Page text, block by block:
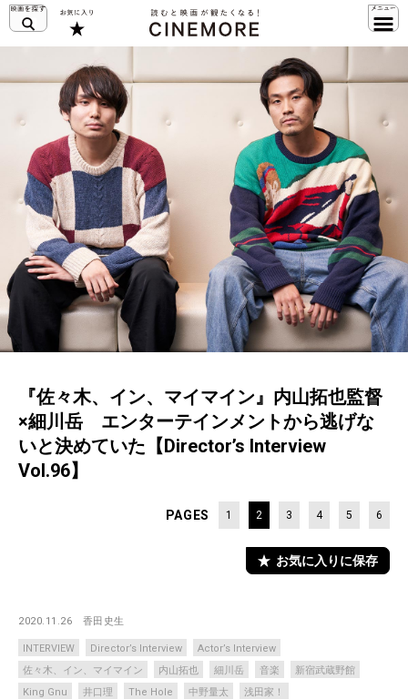
『佐々木、イン、マイマイン』内山拓也監督
×細川岳 エンターテインメントから逃げな
いと決めていた【Director’s Interview
Vol.96】
PAGES 1 2 3 4 5 6
お気に入りに保存
2020.11.26 香田史生
INTERVIEW Director’s Interview
Actor’s Interview
佐々木、イン、マイマイン
内山拓也 細川岳 音楽
新宿武蔵野館
King Gnu
井口理 The Hole 中野量太 浅田家！